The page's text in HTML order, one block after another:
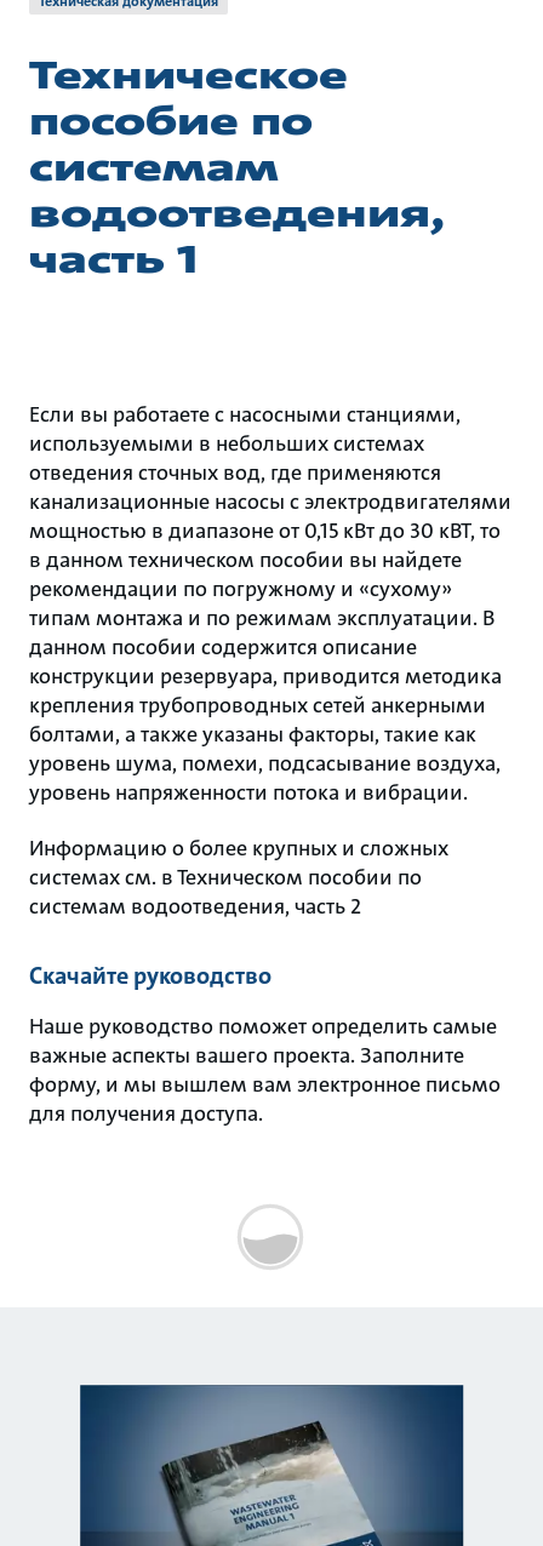
Техническое
пособие по
системам
водоотведения,
часть 1
Если вы работаете с насосными станциями,
используемыми в небольших системах
отведения сточных вод, где применяются
канализационные насосы с электродвигателями
мощностью в диапазоне от 0,15 кВт до 30 кВТ, то
в данном техническом пособии вы найдете
рекомендации по погружному и «сухому»
типам монтажа и по режимам эксплуатации. В
данном пособии содержится описание
конструкции резервуара, приводится методика
крепления трубопроводных сетей анкерными
болтами, а также указаны факторы, такие как
уровень шума, помехи, подсасывание воздуха,
уровень напряженности потока и вибрации.
Информацию о более крупных и сложных
системах см. в Техническом пособии по
системам водоотведения, часть 2
Скачайте руководство
Наше руководство поможет определить самые
важные аспекты вашего проекта. Заполните
форму, и мы вышлем вам электронное письмо
для получения доступа.